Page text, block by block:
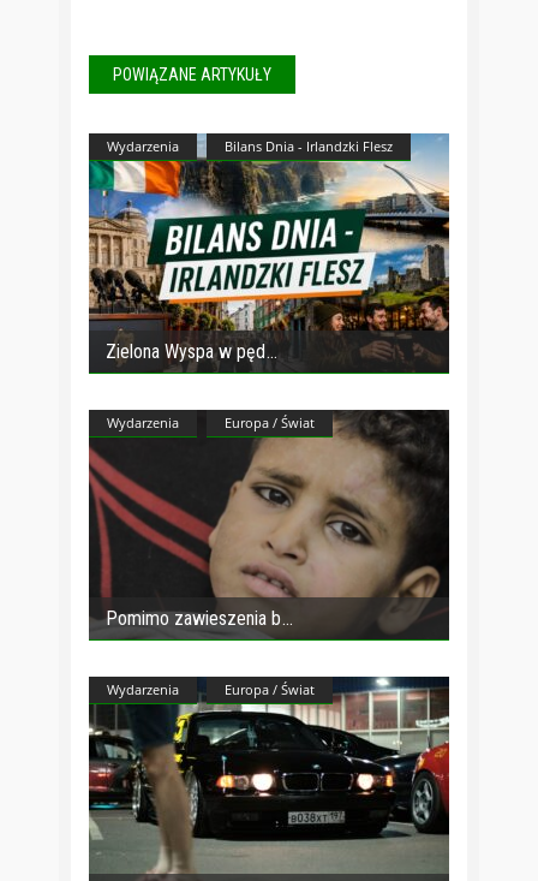
POWIĄZANE ARTYKUŁY
Wydarzenia Bilans Dnia - Irlandzki Flesz
Zielona Wyspa w pęd
Wydarzenia Europa / Świat
Pomimo zawieszenia b
Wydarzenia Europa / Świat